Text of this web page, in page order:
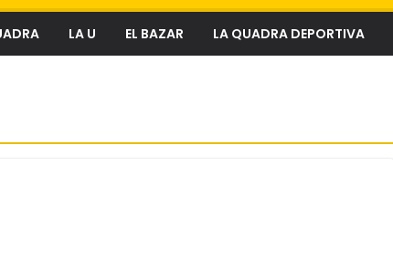
LA U EL BAZAR LA QUADRA DEPORTIVA